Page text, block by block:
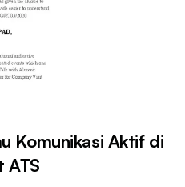
Komunikasi Aktif di
ATS